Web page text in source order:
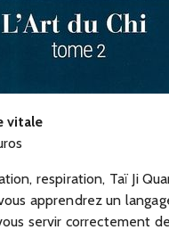
vitale
respiration, Taï Ji
apprendrez un
servir correctement